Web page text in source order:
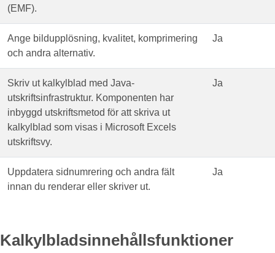
(EMF).
Ange bildupplösning, kvalitet, komprimering
och andra alternativ.
Ja
Skriv ut kalkylblad med Java-
utskriftsinfrastruktur. Komponenten har
inbyggd utskriftsmetod för att skriva ut
kalkylblad som visas i Microsoft Excels
utskriftsvy.
Ja
Uppdatera sidnumrering och andra fält
innan du renderar eller skriver ut.
Ja
Kalkylbladsinnehållsfunktioner